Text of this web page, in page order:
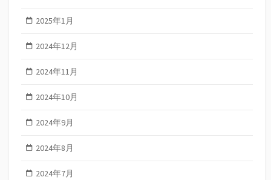
2025年1月
2024年12月
2024年11月
2024年10月
2024年9月
2024年8月
2024年7月